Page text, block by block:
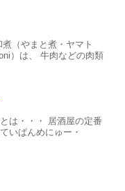
（やまと煮・ヤマト
）は、 牛肉などの肉類
は・・・ 居酒屋の定番
いばんめにゅー・